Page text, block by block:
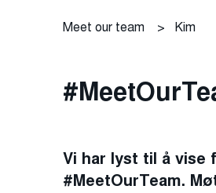
Meet our team > Kim
Vi har lyst til å vise
#MeetOurTeam.